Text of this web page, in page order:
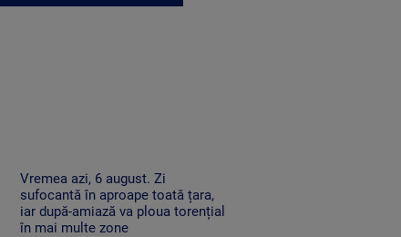
Vremea azi, 6 august. Zi
sufocantă în aproape toată țara,
iar după-amiază va ploua torențial
în mai multe zone